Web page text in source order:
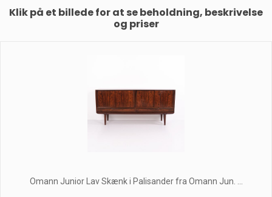
Klik på et billede for at se beholdning, beskrivelse
og priser
Omann Junior Lav Skænk i Palisander fra Omann Jun. ...